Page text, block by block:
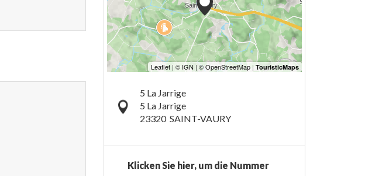
5 La Jarrige
5 La Jarrige
23320 SAINT-VAURY
Klicken Sie hier, um die Nummer